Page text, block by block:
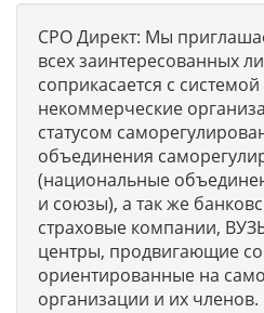
СРО Директ: Мы
всех заинтересованных
соприкасается с
некоммерческие
статусом
объединения
(национальные
и союзы), а так же
страховые компании,
центры, продвигающие
ориентированные на
организации и их членов.